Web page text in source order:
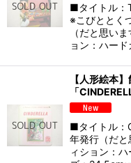
■タイトル：
※こびととく
（だと思い
ョン：ハー
【人形絵本
「
■タイトル：
年発行（だ
ィション：